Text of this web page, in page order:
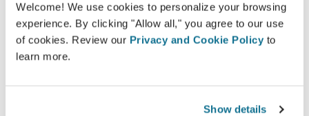
Welcome! We use cookies to personalize your browsing
experience. By clicking "Allow all," you agree to our use
of cookies. Review our Privacy and Cookie Policy to
learn more.
Show details
Zie je nieuwe ik nu!